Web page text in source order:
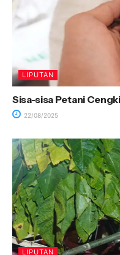
LIPUTAN
Sisa-sisa Petani
22/08/2025
LIPUTAN